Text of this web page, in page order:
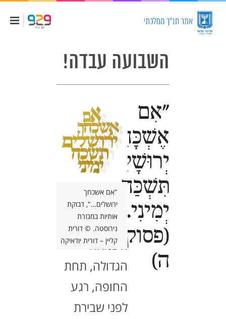
השבועה עבדה!
"אִם
אֶשְׁכָּחֵךְ
יְרוּשָׁלִָם
תִּשְׁכַּח
יְמִינִי."
(פסוק
ה)
"אם אשכחך
ירושלים…", דבוקת
אותיות במגזרת
נירוסטה. © דורית
קליין – דורית יודאיקה
בשעת
השמחה
הגדולה, תחת
החופה, רגע
לפני שבירת